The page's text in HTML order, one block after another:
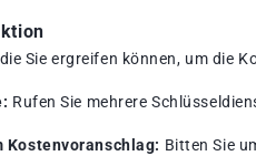
Sie ergreifen können, um die
Rufen Sie mehrere
Kostenvoranschlag: Bitten Sie